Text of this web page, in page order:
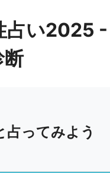
占い2025
断
ってみよう